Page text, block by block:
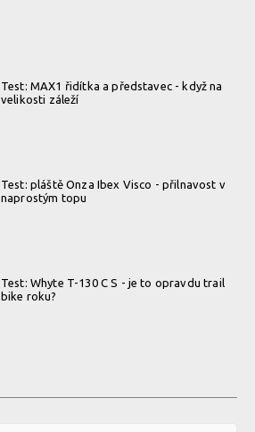
Test: MAX1 řidítka a představec - když na
velikosti záleží
Test: pláště Onza Ibex Visco - přilnavost v
naprostým topu
Test: Whyte T-130 C S - je to opravdu trail
bike roku?